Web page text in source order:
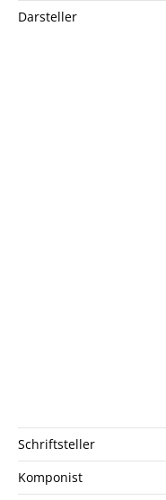
Darsteller
Schriftsteller
Komponist